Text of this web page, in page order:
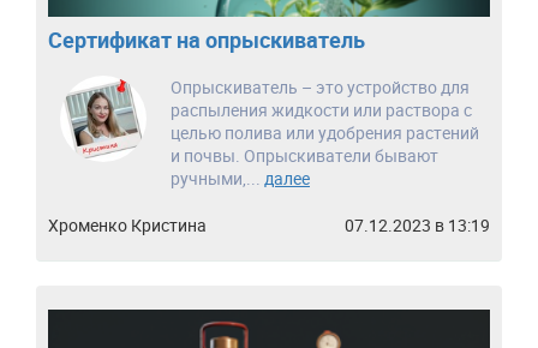
Сертификат на опрыскиватель
Опрыскиватель – это устройство для
распыления жидкости или раствора с
целью полива или удобрения растений
и почвы. Опрыскиватели бывают
ручными,... далее
Хроменко Кристина 07.12.2023 в 13:19